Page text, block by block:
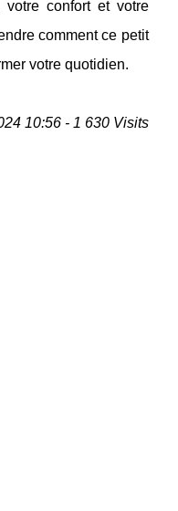
votre confort et votre
comment ce petit
votre quotidien.
10:56 - 1 630 Visits